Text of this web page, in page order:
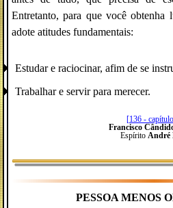
Entretanto, para que você obtenha
adote atitudes fundamentais:
Estudar e raciocinar, afim de se
Trabalhar e servir para merecer.
[136 -
Francisco
Espírito André
PESSOA MENOS